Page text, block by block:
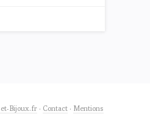
Bijoux.fr· Contact· Mentions